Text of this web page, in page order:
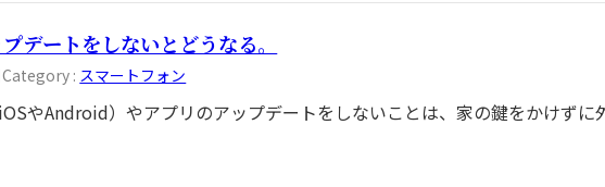
デートをしないとどうなる。
Category : スマートフォン
やAndroid）やアプリのアップデートをしないことは、家の鍵をかけずに